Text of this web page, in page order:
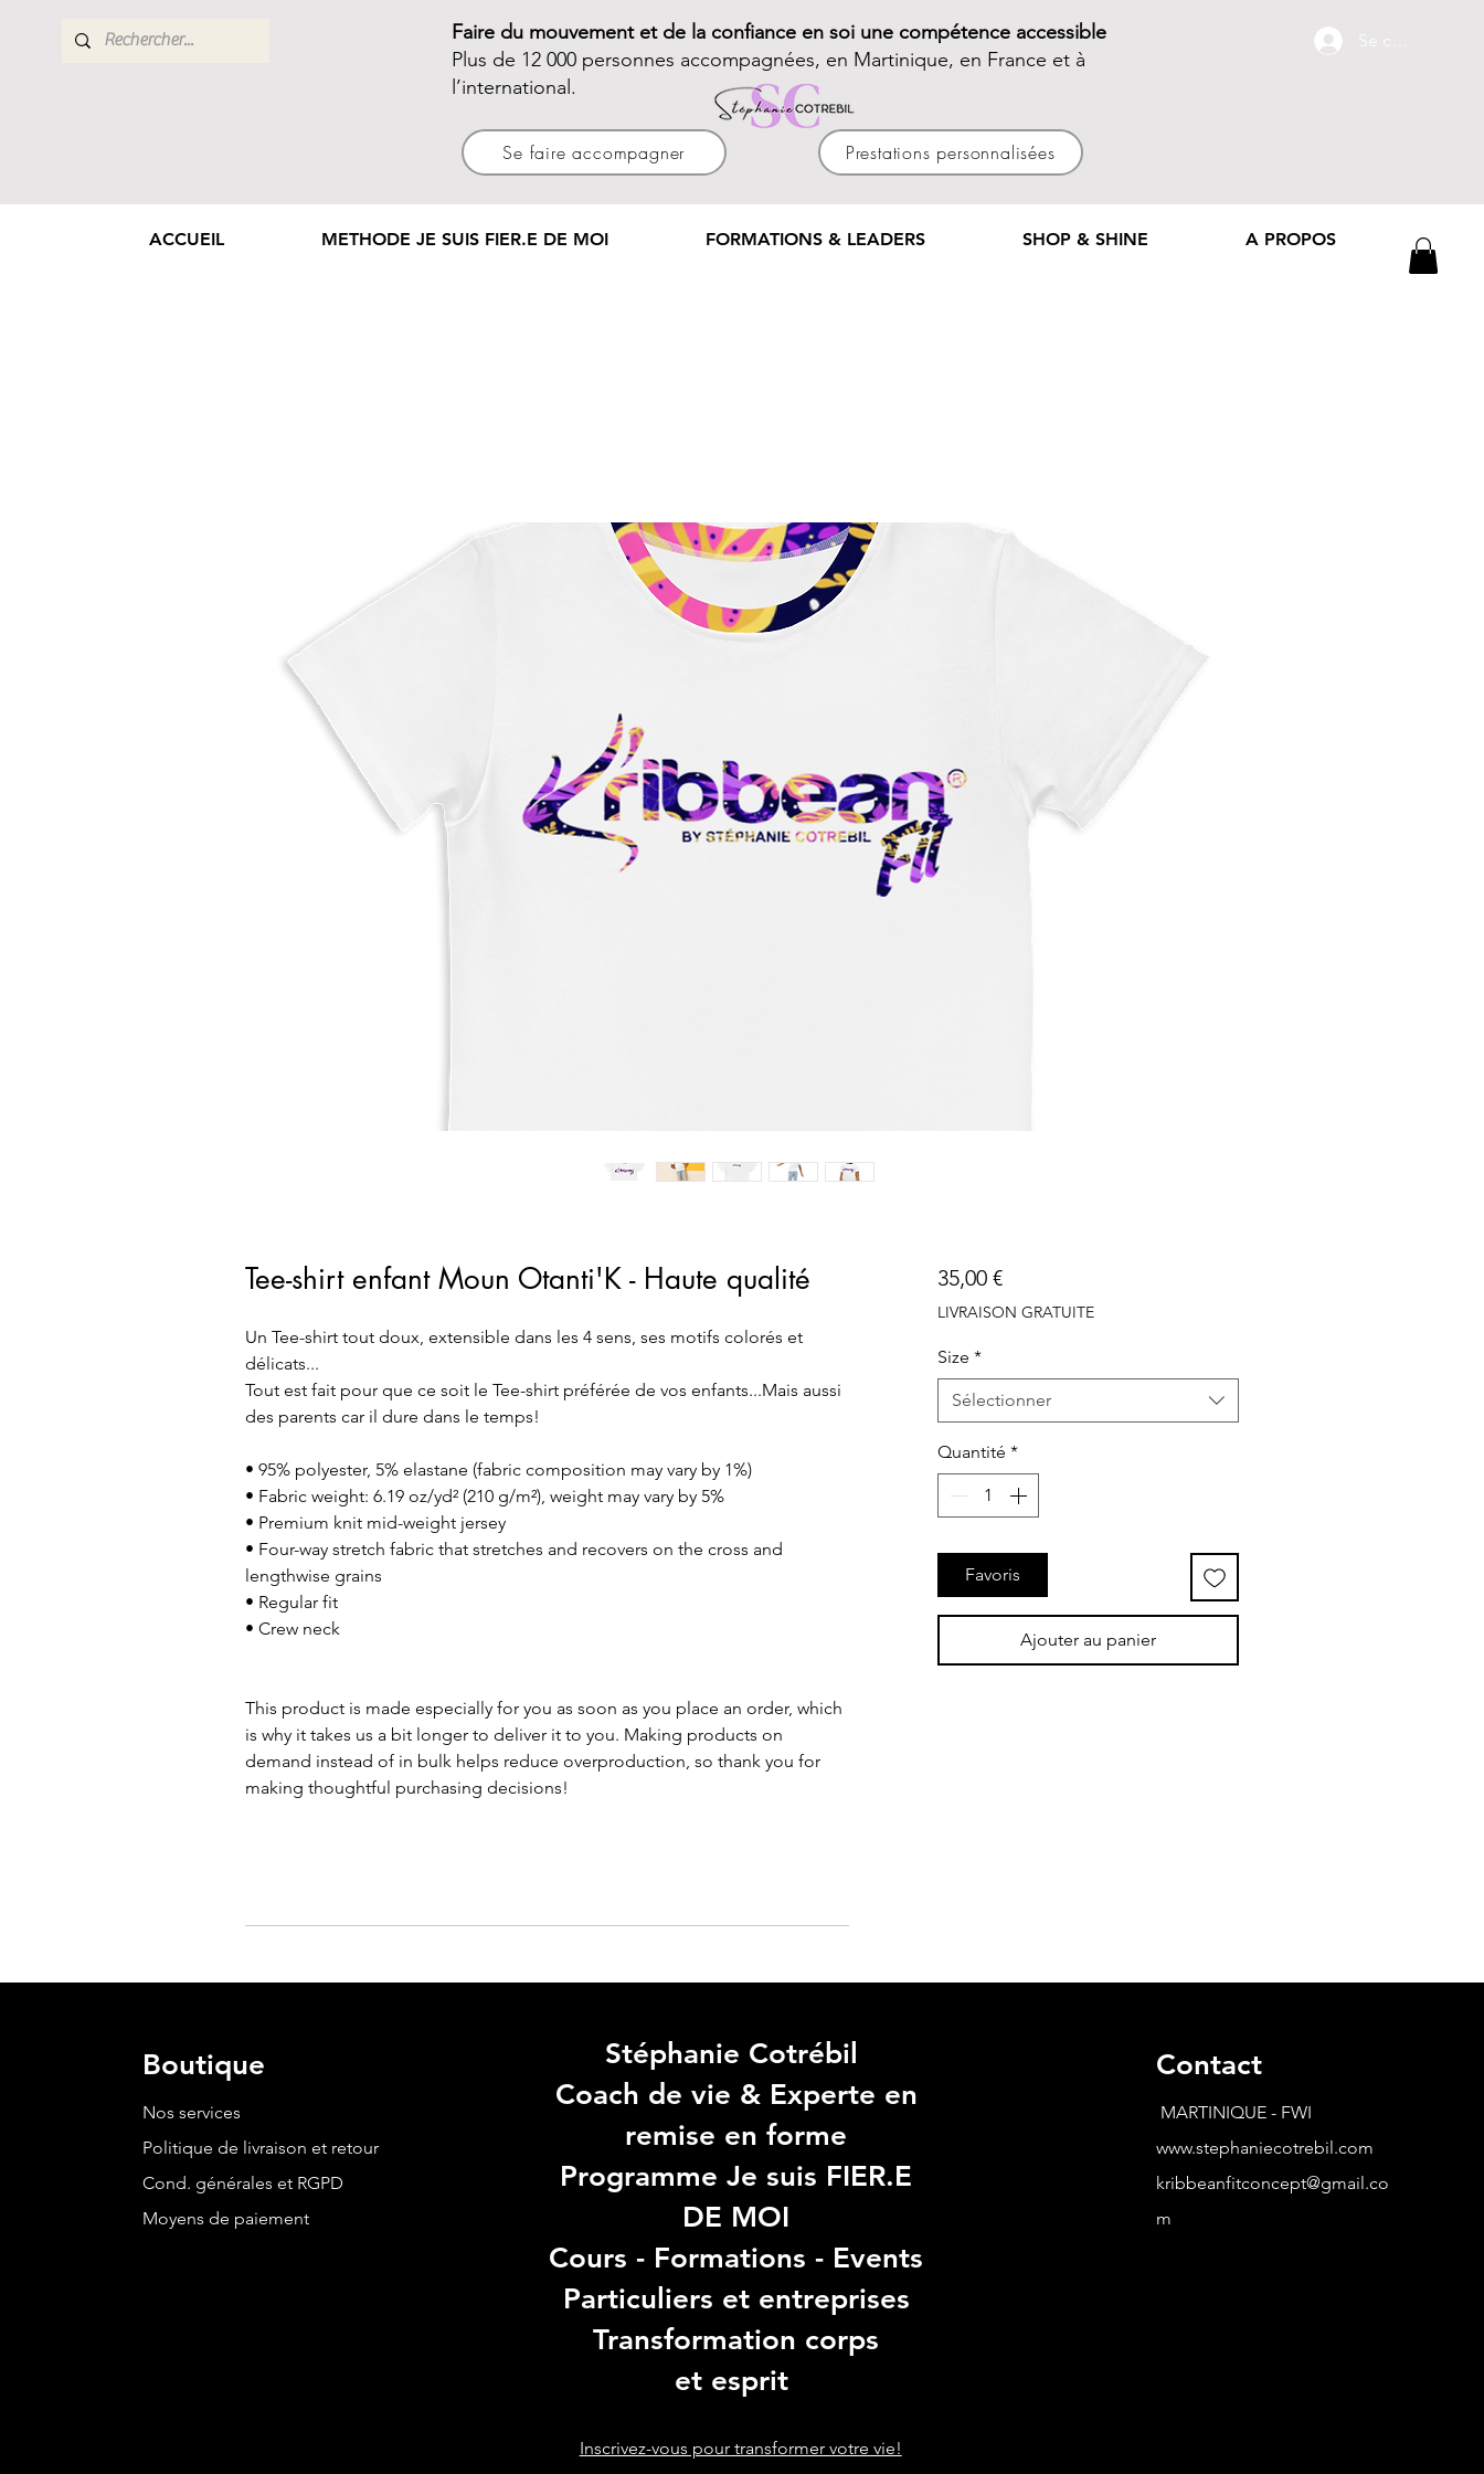
Faire du mouvement et de la confiance en soi une compétence accessible
Plus de 12 000 personnes accompagnées, en Martinique, en France et à
l’international.
Se faire accompagner Prestations personnalisées
Se connecter
ACCUEIL METHODE JE SUIS FIER.E DE MOI FORMATIONS & LEADERS SHOP & SHINE A PROPOS
Tee-shirt enfant Moun Otanti'K - Haute qualité
Un Tee-shirt tout doux, extensible dans les 4 sens, ses motifs colorés et
délicats...
Tout est fait pour que ce soit le Tee-shirt préférée de vos enfants...Mais aussi
des parents car il dure dans le temps!
• 95% polyester, 5% elastane (fabric composition may vary by 1%)
• Fabric weight: 6.19 oz/yd² (210 g/m²), weight may vary by 5%
• Premium knit mid-weight jersey
• Four-way stretch fabric that stretches and recovers on the cross and
lengthwise grains
• Regular fit
• Crew neck
This product is made especially for you as soon as you place an order, which
is why it takes us a bit longer to deliver it to you. Making products on
demand instead of in bulk helps reduce overproduction, so thank you for
making thoughtful purchasing decisions!
35,00 €Prix
LIVRAISON GRATUITE
Size *
Sélectionner
Quantité *
Favoris
Ajouter au panier
Boutique
Nos services
Politique de livraison et retour
Cond. générales et RGPD
Moyens de paiement
Stéphanie Cotrébil
Coach de vie & Experte en
remise en forme
Programme Je suis FIER.E
DE MOI
Cours - Formations - Events
Particuliers et entreprises
Transformation corps
et esprit
Inscrivez-vous pour transformer votre vie!
Contact
MARTINIQUE - FWI
www.stephaniecotrebil.com
kribbeanfitconcept@gmail.co
m